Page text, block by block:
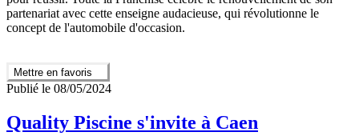
partenariat avec cette enseigne audacieuse, qui révolutionne le
concept de l'automobile d'occasion.
Mettre en favoris
Publié le 08/05/2024
Quality Piscine s'invite à Caen